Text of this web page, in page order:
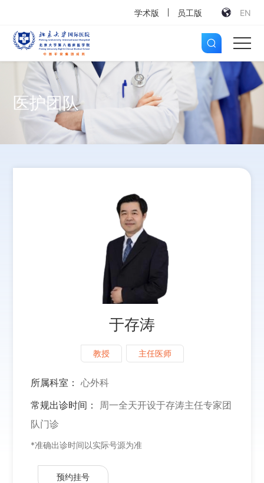
学术版 员工版 EN
医护团队
于存涛
教授 主任医师
所属科室：
心外科
常规出诊时间：
周一全天开设于存涛主任专家团
队门诊
*准确出诊时间以实际号源为准
预约挂号